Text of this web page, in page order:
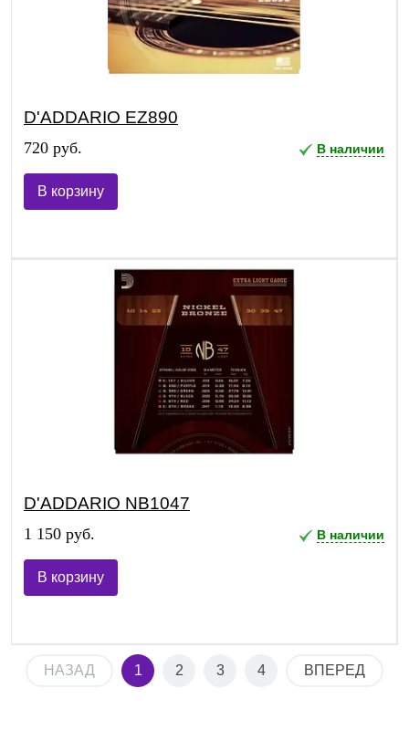
D'ADDARIO EZ890
720 руб. В наличии
В корзину
D'ADDARIO NB1047
1 150 руб. В наличии
В корзину
НАЗАД 1 2 3 4 ВПЕРЕД